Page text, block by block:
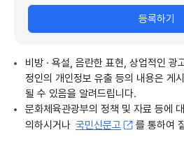
등록하기
비방 · 욕설, 음란한 표현, 상업적인 광
정인의 개인정보 유출 등의 내용은 게
될 수 있음을 알려드립니다.
문화체육관광부의 정책 및 자료 등에
의하시거나 국민신문고 를 통하여